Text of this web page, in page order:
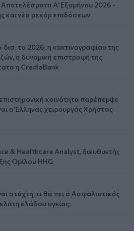
A’ Εξαμήνου 2026 -
και νέα ρεκόρ επιδόσεων
δισ. το 2026, η «ακτινογραφία» της
η δυναμική επιστροφή της
η CrediaBank
κοινότητα παρέπεμψε
ο Έλληνας χειρουργός Χρήστος
& Healthcare Analyst, διευθυντής
Ομίλου HHG
στάχτη, τι θα πει ο Ασφαλιστικός
κλάδου υγείας;